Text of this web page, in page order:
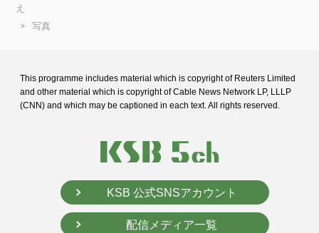
え
写真
This programme includes material which is copyright of Reuters Limited
and other material which is copyright of Cable News Network LP, LLLP
(CNN) and which may be captioned in each text. All rights reserved.
KSB 公式SNSアカウント
配信メディア一覧